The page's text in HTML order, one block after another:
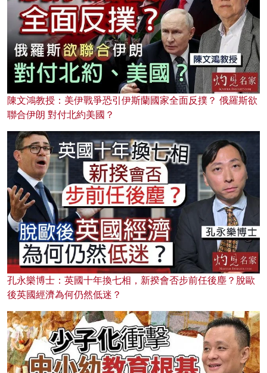
陳文鴻教授：美伊戰爭恐引伊斯蘭國家全面反撲？ 俄羅斯欲
聯合伊朗 對付北約美國？
孔永樂博士：英國十年換七相，新揆會否步前任後塵？脫歐
後英國經濟為何仍然低迷？